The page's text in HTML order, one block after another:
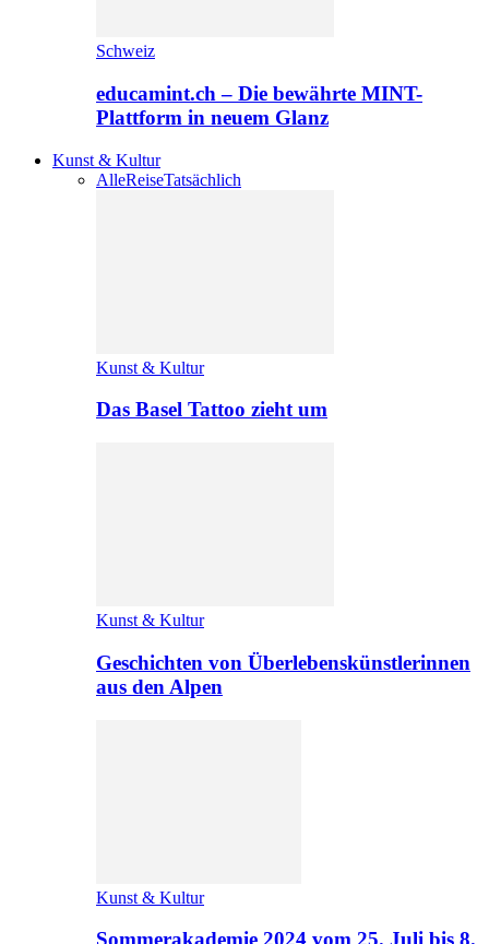
Schweiz
educamint.ch – Die bewährte MINT-
Plattform in neuem Glanz
Kunst & Kultur
AlleReiseTatsächlich
Kunst & Kultur
Das Basel Tattoo zieht um
Kunst & Kultur
Geschichten von Überlebenskünstlerinnen
aus den Alpen
Kunst & Kultur